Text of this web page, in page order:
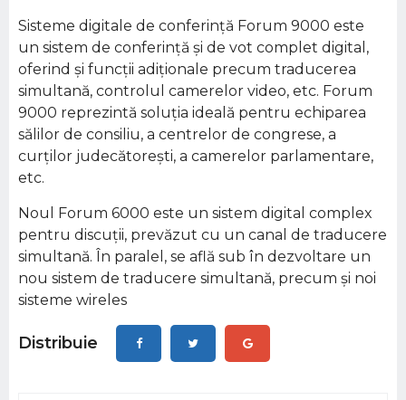
Sisteme digitale de conferinţă Forum 9000 este
un sistem de conferinţă şi de vot complet digital,
oferind şi funcţii adiţionale precum traducerea
simultană, controlul camerelor video, etc. Forum
9000 reprezintă soluţia ideală pentru echiparea
sălilor de consiliu, a centrelor de congrese, a
curţilor judecătoreşti, a camerelor parlamentare,
etc.
Noul Forum 6000 este un sistem digital complex
pentru discuţii, prevăzut cu un canal de traducere
simultană. În paralel, se află sub în dezvoltare un
nou sistem de traducere simultană, precum şi noi
sisteme wireles
Distribuie